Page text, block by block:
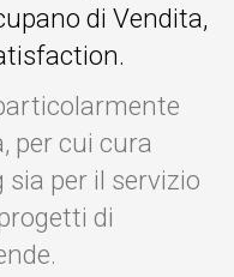
di Vendita,
per cui cura
per il servizio
di